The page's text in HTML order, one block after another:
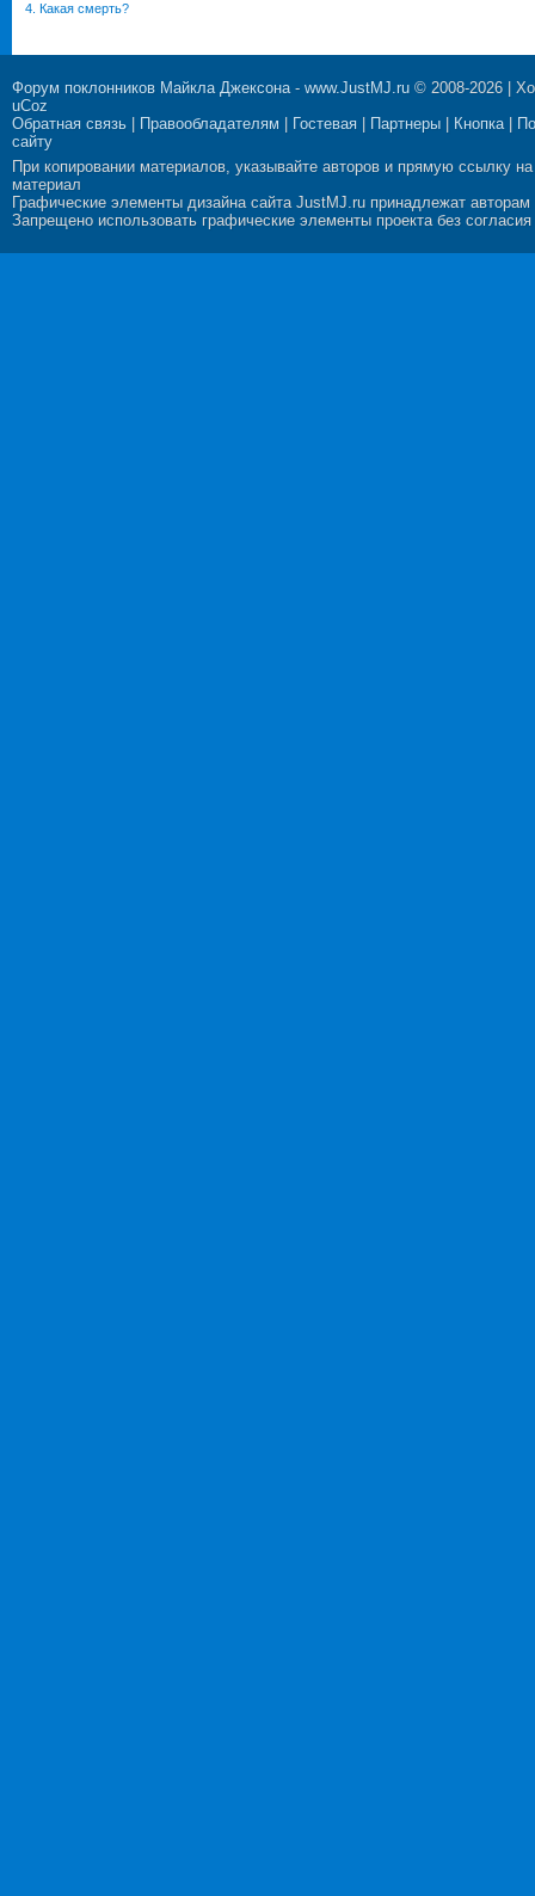
4. Какая смерть?
Форум поклонников Майкла Джексона- www.JustMJ.ru © 2008-2026 |
uCoz
Обратная связь
Правообладателям Гостевая Партнеры Кнопка|
сайту
При копировании материалов, указывайте авторов и прямую ссылку на
материал
Графические элементы дизайна сайта JustMJ.ru принадлежат авторам
Запрещено использовать графические элементы проекта без согласия